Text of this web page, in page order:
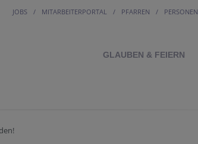
JOBS MITARBEITERPORTAL PFARREN PERSONEN
GLAUBEN & FEIERN